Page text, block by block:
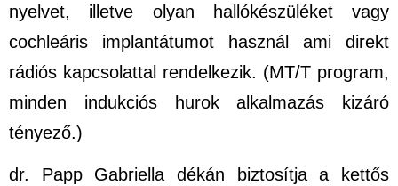
nyelvet, illetve olyan hallókészüléket vagy
cochleáris implantátumot használ ami direkt
rádiós kapcsolattal rendelkezik. (MT/T program,
minden indukciós hurok alkalmazás kizáró
tényező.)
dr. Papp Gabriella dékán biztosítja a kettős